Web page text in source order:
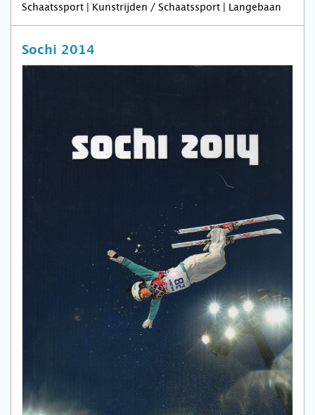
Schaatssport | Kunstrijden / Schaatssport | Langebaan
Sochi 2014